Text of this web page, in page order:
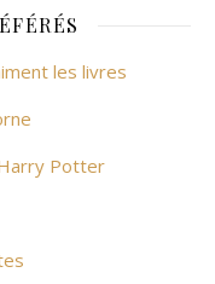
les livres
Potter